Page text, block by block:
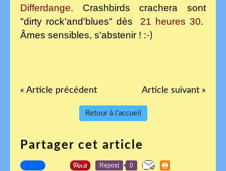
Differdange. Crashbirds crachera sont
"dirty rock'and'blues" dès 21 heures 30.
Âmes sensibles, s'abstenir ! :-)
« Article précédent Article suivant »
Retour à l'accueil
Partager cet article
Repost 0